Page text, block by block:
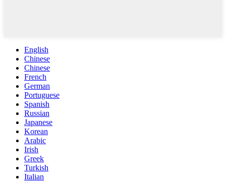
English
Chinese
Chinese
French
German
Portuguese
Spanish
Russian
Japanese
Korean
Arabic
Irish
Greek
Turkish
Italian